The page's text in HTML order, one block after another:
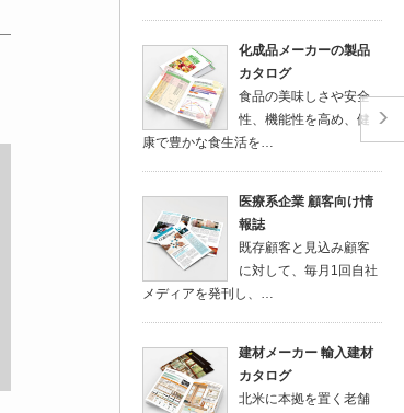
化成品メーカーの製品
カタログ
食品の美味しさや安全
性、機能性を高め、健
康で豊かな食生活を…
医療系企業 顧客向け情
報誌
既存顧客と見込み顧客
に対して、毎月1回自社
メディアを発刊し、…
建材メーカー 輸入建材
カタログ
北米に本拠を置く老舗